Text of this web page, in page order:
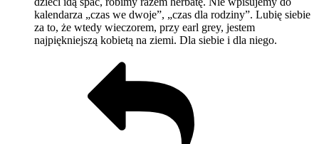
kalendarza „czas we dwoje”, „czas dla rodziny”. Lubię siebie
za to, że wtedy wieczorem, przy earl grey, jestem
najpiękniejszą kobietą na ziemi. Dla siebie i dla niego.